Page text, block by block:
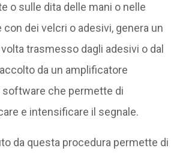
o sulle dita delle mani o nelle
dei velcri o adesivi, genera un
trasmesso dagli adesivi o dal
da un amplificatore
software che permette di
e intensificare il segnale.
da questa procedura permette di